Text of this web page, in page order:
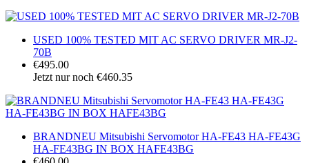
USED 100% TESTED MIT AC SERVO DRIVER MR-J2-
70B
€495.00
Jetzt nur noch €460.35
BRANDNEU Mitsubishi Servomotor HA-FE43 HA-FE43G
HA-FE43BG IN BOX HAFE43BG